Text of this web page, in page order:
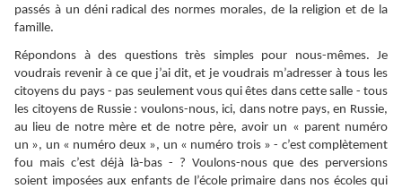
passés à un déni radical des normes morales, de la religion et de la
famille.
Répondons à des questions très simples pour nous-mêmes. Je
voudrais revenir à ce que j’ai dit, et je voudrais m’adresser à tous les
citoyens du pays - pas seulement vous qui êtes dans cette salle - tous
les citoyens de Russie : voulons-nous, ici, dans notre pays, en Russie,
au lieu de notre mère et de notre père, avoir un « parent numéro
un », un « numéro deux », un « numéro trois » - c’est complètement
fou mais c’est déjà là-bas - ? Voulons-nous que des perversions
soient imposées aux enfants de l’école primaire dans nos écoles qui